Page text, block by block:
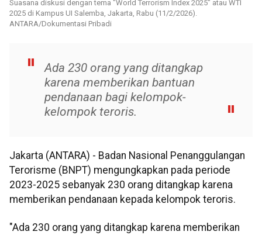
Suasana diskusi dengan tema "World Terrorism Index 2025" atau WTI
2025 di Kampus UI Salemba, Jakarta, Rabu (11/2/2026).
ANTARA/Dokumentasi Pribadi
Ada 230 orang yang ditangkap
karena memberikan bantuan
pendanaan bagi kelompok-
kelompok teroris.
Jakarta (ANTARA) - Badan Nasional Penanggulangan
Terorisme (BNPT) mengungkapkan pada periode
2023-2025 sebanyak 230 orang ditangkap karena
memberikan pendanaan kepada kelompok teroris.
"Ada 230 orang yang ditangkap karena memberikan